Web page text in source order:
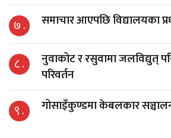
७ . समाचार आएपछि विद्यालयका
८ .
नुवाकोट र रसुवामा जलविद्युत्
परिवर्तन
९ . गोसाइँकुण्डमा केबलकार